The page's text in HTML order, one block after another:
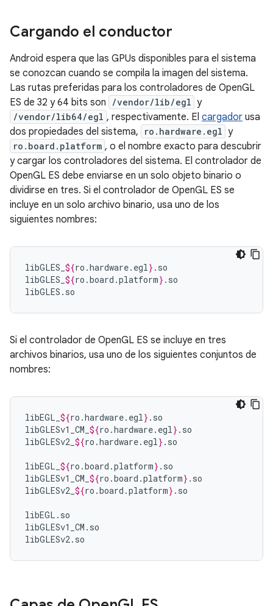
Cargando el conductor
Android espera que las GPUs disponibles para el sistema
se conozcan cuando se compila la imagen del sistema.
Las rutas preferidas para los controladores de OpenGL
ES de 32 y 64 bits son
/vendor/lib/egl y
/vendor/lib64/egl , respectivamente. El cargador usa
dos propiedades del sistema,
ro.hardware.egl y
ro.board.platform , o el nombre exacto para descubrir
y cargar los controladores del sistema. El controlador de
OpenGL ES debe enviarse en un solo objeto binario o
dividirse en tres. Si el controlador de OpenGL ES se
incluye en un solo archivo binario, usa uno de los
siguientes nombres:
libGLES_ ${ro .hardware. egl} .so
libGLES_ ${ro .board .platform} .so
libGLES.so
Si el controlador de OpenGL ES se incluye en tres
archivos binarios, usa uno de los siguientes conjuntos de
nombres:
libEGL_ ${ro .hardware. egl} .so
libGLESv1_CM_ ${ro .hardware. egl} .so
libGLESv2_ ${ro .hardware. egl} .so
libEGL_ ${ro .board .platform} .so
libGLESv1_CM_ ${ro .board .platform} .so
libGLESv2_ ${ro .board .platform} .so
libEGL.so
libGLESv1_CM.so
libGLESv2.so